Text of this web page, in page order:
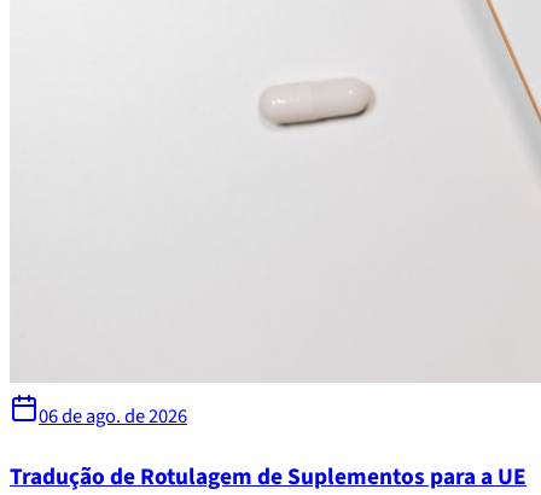
06 de ago. de 2026
Tradução de Rotulagem de Suplementos para a UE